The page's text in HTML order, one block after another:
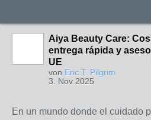
Aiya Beauty Care:
entrega rápida y
UE
von Eric T. Pilgrim
3. Nov 2025
En un mundo donde el cuidado